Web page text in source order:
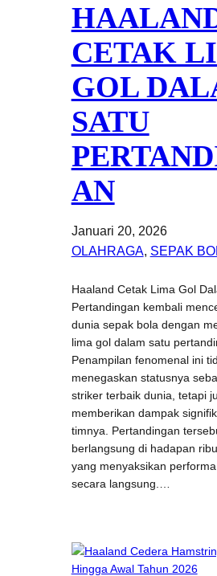
CETAK
GOL
SATU
AN
Januari 20, 2026
OLAHRAGA, SEPAK
Haaland Cetak Lima Gol
Pertandingan kembali
dunia sepak bola dengan
lima gol dalam satu
Penampilan fenomenal ini
menegaskan statusnya
striker terbaik dunia, tetapi
memberikan dampak
timnya. Pertandingan
berlangsung di hadapan
yang menyaksikan
secara langsung.…